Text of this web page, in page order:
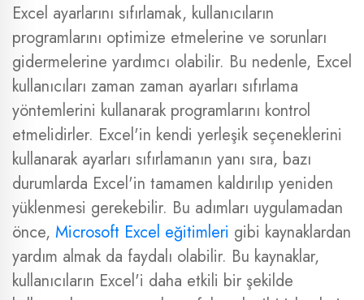
Excel ayarlarını sıfırlamak, kullanıcıların
programlarını optimize etmelerine ve sorunları
gidermelerine yardımcı olabilir. Bu nedenle, Excel
kullanıcıları zaman zaman ayarları sıfırlama
yöntemlerini kullanarak programlarını kontrol
etmelidirler. Excel'in kendi yerleşik seçeneklerini
kullanarak ayarları sıfırlamanın yanı sıra, bazı
durumlarda Excel'in tamamen kaldırılıp yeniden
yüklenmesi gerekebilir. Bu adımları uygulamadan
önce, Microsoft Excel eğitimleri gibi kaynaklardan
yardım almak da faydalı olabilir. Bu kaynaklar,
kullanıcıların Excel'i daha etkili bir şekilde